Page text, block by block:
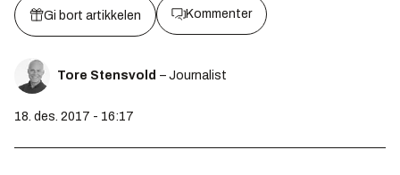
Gi bort artikkelen Kommenter
Tore Stensvold – Journalist
18. des. 2017 - 16:17